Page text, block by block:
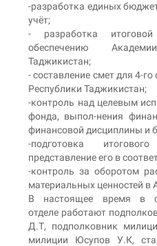
-разработка единых
учёт;
- разработка
обеспечению
Таджикистан;
- составление смет для 4-
Республики Таджикистан;
-контроль над целевым
фонда, выпол-нения
финансовой дисциплины и
-подготовка
представление его в
-контроль за оборотом
материальных ценностей в
В настоящее время в
отделе работают
Д.Т, подполковник
милиции Юсупов У.К,